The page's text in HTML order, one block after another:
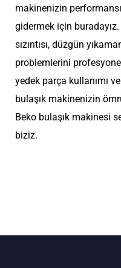
makinenizin
gidermek için
sızıntısı, düzgün
problemlerini
yedek parça kullanımı
bulaşık makinenizin
Beko bulaşık makinesi
biziz.